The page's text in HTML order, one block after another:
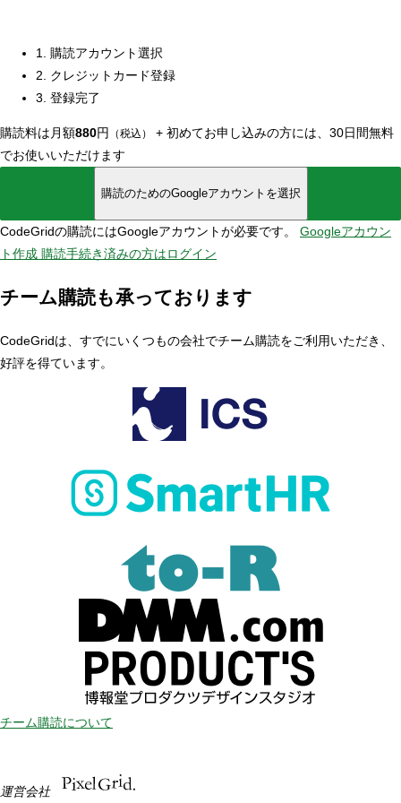
1. 購読アカウント選択
2. クレジットカード登録
3. 登録完了
購読料は月額880円 （税込） + 初めてお申し込みの方には、30日間無料
でお使いいただけます
購読のためのGoogleアカウントを選択
CodeGridの購読にはGoogleアカウントが必要です。 Googleアカウン
ト作成 購読手続き済みの方はログイン
チーム購読も承っております
CodeGridは、すでにいくつもの会社でチーム購読をご利用いただき、
好評を得ています。
チーム購読について
運営会社